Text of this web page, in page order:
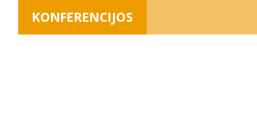
KONFERENCIJOS